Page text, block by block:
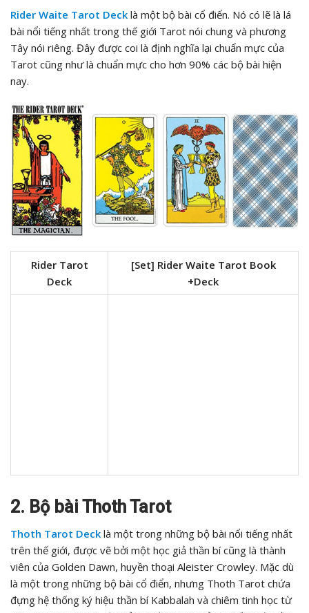
Rider Waite Tarot Deck là một bộ bài cổ điển. Nó có lẽ là lá
bài nổi tiếng nhất trong thế giới Tarot nói chung và phương
Tây nói riêng. Đây được coi là định nghĩa lại chuẩn mực của
Tarot cũng như là chuẩn mực cho hơn 90% các bộ bài hiện
nay.
Rider Tarot
Deck
[Set] Rider Waite Tarot Book
+Deck
2. Bộ bài Thoth Tarot
Thoth Tarot Deck là một trong những bộ bài nổi tiếng nhất
trên thế giới, được vẽ bởi một học giả thần bí cũng là thành
viên của Golden Dawn, huyền thoại Aleister Crowley. Mặc dù
là một trong những bộ bài cổ điển, nhưng Thoth Tarot chứa
đựng hệ thống ký hiệu thần bí Kabbalah và chiêm tinh học từ